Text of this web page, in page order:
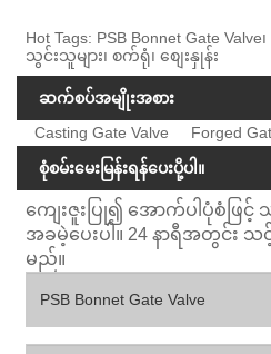
Hot Tags: PSB Bonnet Gate
သွင်းသူများ၊ စက်ရုံ၊ စျေးနှုန်း
ဆက်စပ်အမျိုးအစား
Casting Gate Valve
Forged
စုံစမ်းမေးမြန်းရန်ပေးပို့ပါ။
ကျေးဇူးပြု၍ အောက်ပါပုံစံဖြင့်
အခမဲ့ပေးပါ။ 24 နာရီအတွင်း သင့်
မည်။